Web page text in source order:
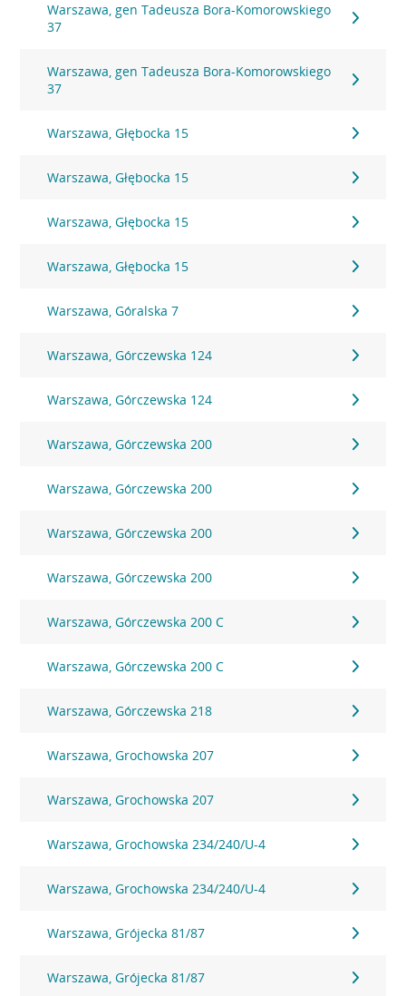
Warszawa, gen Tadeusza Bora-Komorowskiego
37
Warszawa, gen Tadeusza Bora-Komorowskiego
37
Warszawa, Głębocka 15
Warszawa, Głębocka 15
Warszawa, Głębocka 15
Warszawa, Głębocka 15
Warszawa, Góralska 7
Warszawa, Górczewska 124
Warszawa, Górczewska 124
Warszawa, Górczewska 200
Warszawa, Górczewska 200
Warszawa, Górczewska 200
Warszawa, Górczewska 200
Warszawa, Górczewska 200 C
Warszawa, Górczewska 200 C
Warszawa, Górczewska 218
Warszawa, Grochowska 207
Warszawa, Grochowska 207
Warszawa, Grochowska 234/240/U-4
Warszawa, Grochowska 234/240/U-4
Warszawa, Grójecka 81/87
Warszawa, Grójecka 81/87